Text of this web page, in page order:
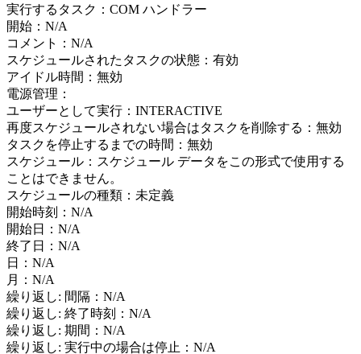
実行するタスク：COM ハンドラー
開始：N/A
コメント：N/A
スケジュールされたタスクの状態：有効
アイドル時間：無効
電源管理：
ユーザーとして実行：INTERACTIVE
再度スケジュールされない場合はタスクを削除する：無効
タスクを停止するまでの時間：無効
スケジュール：スケジュール データをこの形式で使用する
ことはできません。
スケジュールの種類：未定義
開始時刻：N/A
開始日：N/A
終了日：N/A
日：N/A
月：N/A
繰り返し: 間隔：N/A
繰り返し: 終了時刻：N/A
繰り返し: 期間：N/A
繰り返し: 実行中の場合は停止：N/A